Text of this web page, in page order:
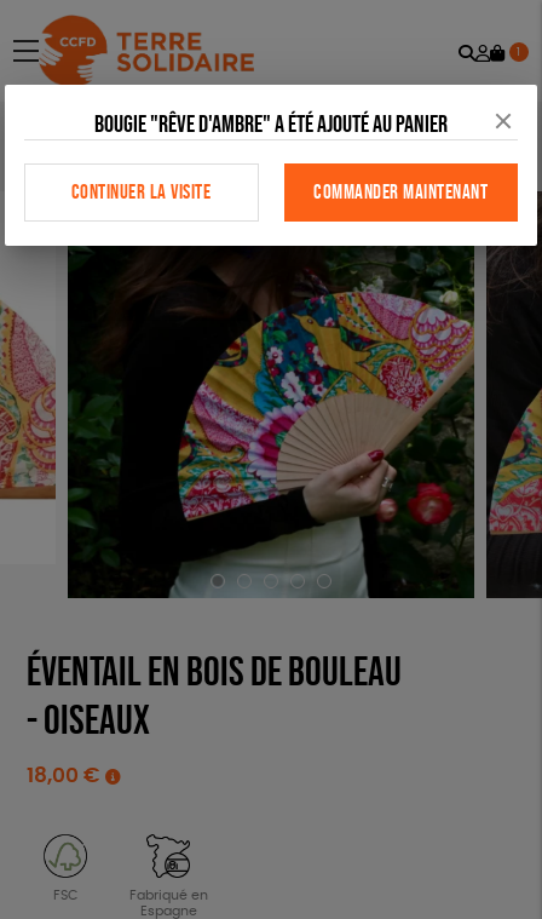
menu
Mon
1
Tous nos produits>Maison >Éventail en bois de bouleau –
Éventail en bois de bouleau
- Oiseaux
18,00 €
FSC
Fabriqué en
Espagne
Bougie "Rêve d'Ambre" a été ajouté au panier
CONTINUER LA VISITE COMMANDER MAINTENANT